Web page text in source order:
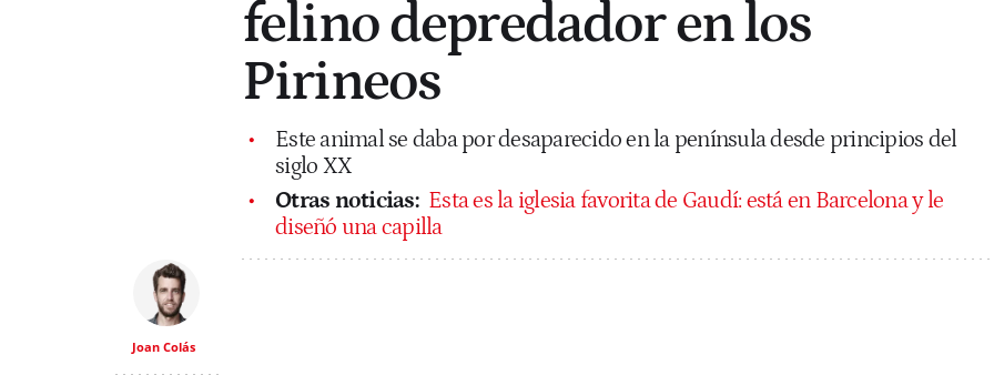
felino depredador en los
Pirineos
Este animal se daba por desaparecido en la península desde principios del
siglo XX
Otras noticias: Esta es la iglesia favorita de Gaudí: está en Barcelona y le
diseñó una capilla
Joan Colás